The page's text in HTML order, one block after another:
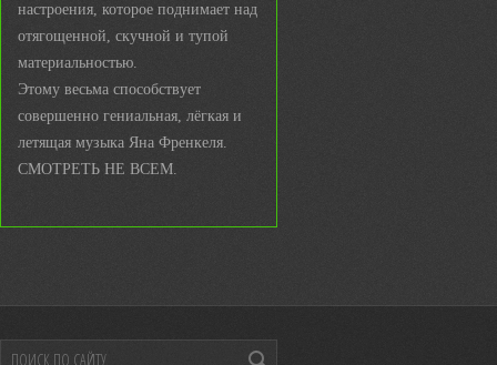
настроения, которое поднимает над
отягощенной, скучной и тупой
материальностью.
Этому весьма способствует
совершенно гениальная, лёгкая и
летящая музыка Яна Френкеля.
СМОТРЕТЬ НЕ ВСЕМ.